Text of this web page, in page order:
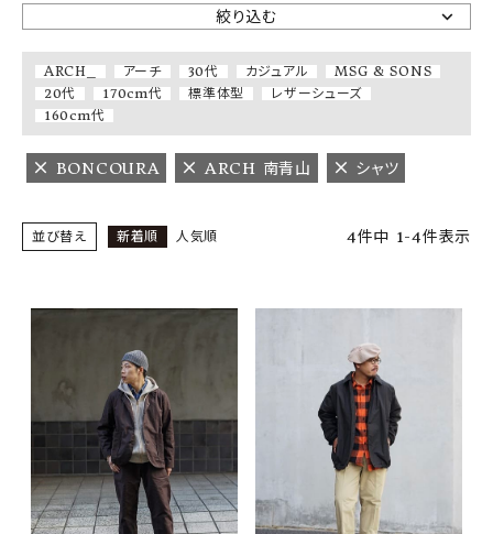
BRAND
CATEGORY
CONTENTS
SHOP
プライバシーポリシー
特定商取引法について
お問い合わせ
OFFICIAL WEB SITE
絞り込む
ARCH_ アーチ 30代 カジュアル
MSG & SONS
20代
170cm代 標準体型
レザーシューズ
160cm代
BONCOURA ARCH 南青山 シャツ
並び替え 新着順 人気順 4件中 1-4件表示